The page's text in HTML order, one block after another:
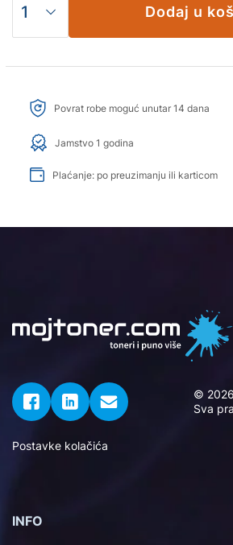
Dodaj u
Povrat robe moguć unutar 14 dana
Jamstvo 1 godina
Plaćanje: po preuzimanju ili karticom
©
Sva
Postavke kolačića
INFO